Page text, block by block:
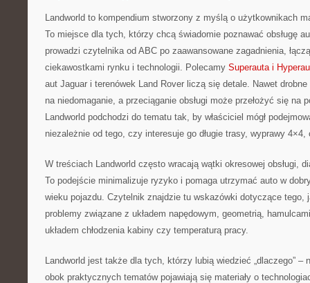
Landworld to kompendium stworzony z myślą o użytkownikach
To miejsce dla tych, którzy chcą świadomie poznawać obsługę
prowadzi czytelnika od ABC po zaawansowane zagadnienia,
ciekawostkami rynku i technologii. Polecamy Superauta i
aut Jaguar i terenówek Land Rover liczą się detale. Nawet
na niedomaganie, a przeciąganie obsługi może przełożyć się na
Landworld podchodzi do tematu tak, by właściciel mógł
niezależnie od tego, czy interesuje go długie trasy, wyprawy
W treściach Landworld często wracają wątki okresowej obsługi,
To podejście minimalizuje ryzyko i pomaga utrzymać auto w
wieku pojazdu. Czytelnik znajdzie tu wskazówki dotyczące tego,
problemy związane z układem napędowym, geometrią,
układem chłodzenia kabiny czy temperaturą pracy.
Landworld jest także dla tych, którzy lubią wiedzieć „dlaczego” –
obok praktycznych tematów pojawiają się materiały o